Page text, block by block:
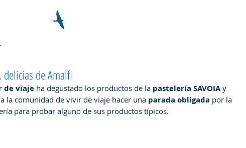
delicias de Amalfi
de viaje ha degustado los productos de la pastelería SAVOIA y
la comunidad de vivir de viaje hacer una parada obligada por la
para probar alguno de sus productos típicos.